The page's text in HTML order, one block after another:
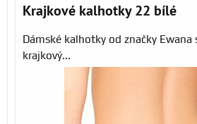
Krajkové kalhotky 22 bílé
Dámské kalhotky od značky
krajkový...